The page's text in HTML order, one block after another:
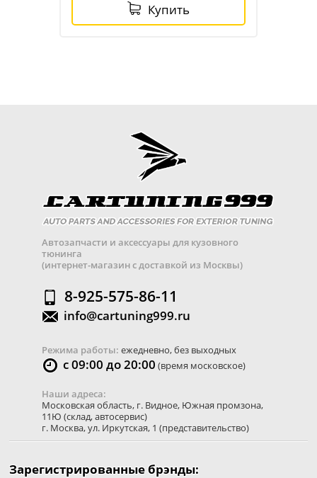
Купить
Автозапчасти и аксессуары для кузовного
тюнинга
(интернет-магазин с доставкой из Москвы)
8-925-575-86-11
info@cartuning999.ru
Режима работы: ежедневно, без выходных
с 09:00 до 20:00 (время московское)
Наши адреса:
Московская область, г. Видное, Южная промзона,
11Ю (склад, автосервис)
г. Москва,ул. Иркутская, 1 (представительство)
Зарегистрированные брэнды: